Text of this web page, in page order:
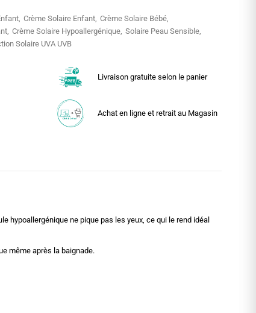
Crème Solaire Enfant Crème Solaire Bébé
Crème Solaire Hypoallergénique Solaire Peau Sensible
Solaire UVA UVB
Livraison gratuite selon le panier
Achat en ligne et retrait au Magasin
hypoallergénique ne pique pas les yeux, ce qui le rend idéal
même après la baignade.